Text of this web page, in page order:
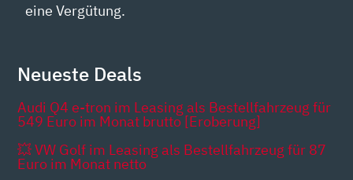
eine Vergütung.
Neueste Deals
Audi Q4 e-tron im Leasing als Bestellfahrzeug für
549 Euro im Monat brutto [Eroberung]
💥 VW Golf im Leasing als Bestellfahrzeug für 87
Euro im Monat netto